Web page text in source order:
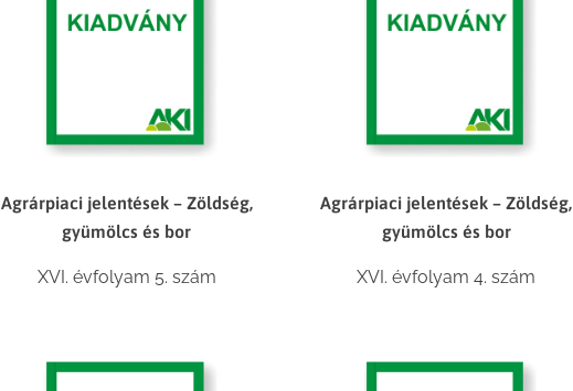
Agrárpiaci jelentések – Zöldség,
gyümölcs és bor
XVI. évfolyam 5. szám
Agrárpiaci jelentések – Zöldség,
gyümölcs és bor
XVI. évfolyam 4. szám